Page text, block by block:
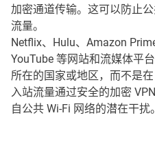
加密通道传输。这可以防止
流量。
Netflix、Hulu、Amazon
YouTube 等网站和流媒体平
所在的国家或地区，而不是在
入站流量通过安全的加密
自公共 Wi-Fi 网络的潜在干扰。